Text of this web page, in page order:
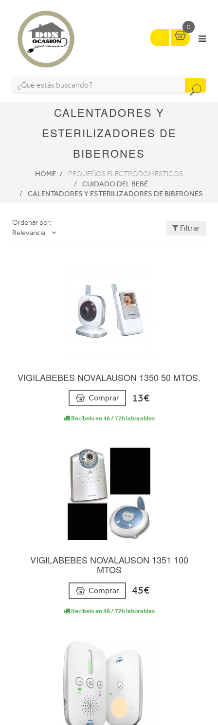
0
CALENTADORES Y
ESTERILIZADORES DE
BIBERONES
HOME PEQUEÑOS ELECTRODOMÉSTICOS
CUIDADO DEL BEBÉ
CALENTADORES Y ESTERILIZADORES DE BIBERONES
Ordenar por:
Relevancia
Filtrar
VIGILABEBES NOVALAUSON 1350 50 MTOS.
Comprar 13€
Recíbelo en 48 / 72h laborables
VIGILABEBES NOVALAUSON 1351 100
MTOS
Comprar 45€
Recíbelo en 48 / 72h laborables